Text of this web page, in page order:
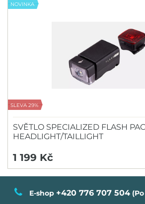
NOVINKA
SLEVA 29%
SVĚTLO SPECIALIZED FLASH
HEADLIGHT/TAILLIGHT
1 199 Kč
E-shop +420 776 707 504